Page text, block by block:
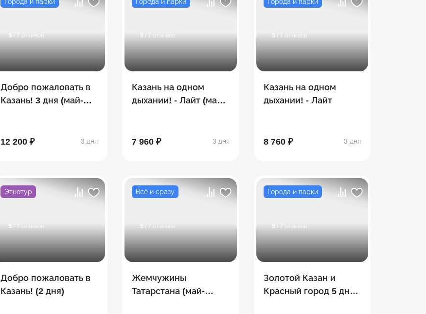
5 / 7 отзывов
Добро пожаловать в
Казань! 3 дня (май-
12 200 ₽ 3 дня
5 / 7 отзывов
Казань на одном
дыхании! - Лайт (май-
7 960 ₽ 3 дня
5 / 7 отзывов
Казань на одном
дыхании! - Лайт
8 760 ₽ 3 дня
Этнотур
5 / 7 отзывов
Добро пожаловать в
Казань! (2 дня)
Всё и сразу
5 / 7 отзывов
Жемчужины
Татарстана (май-
Города и парки
5 / 7 отзывов
Золотой Казан и
Красный город 5 дней